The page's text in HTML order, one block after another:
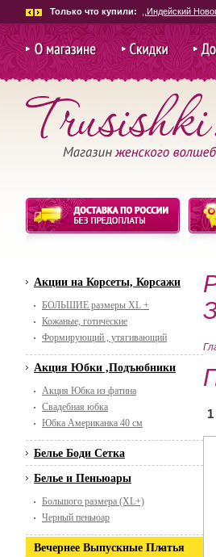
О магазине
Скидки и
акции
Акции на Корсеты, Корсажи
БОЛЬШИЕ размеры XL +
Кожаные, готические
Формирующий , утягивающий
Акция Юбки ,Подъюбники
Акция Юбка из фатина
Свадебная юбка
Юбка Американка 40 см
Белье Боди Сетка
Белье и Пеньюары
Большого размера (XL+)
Черный пеньюар
Вечернее Выпускные Платья
1
Только что купили: .Костюм